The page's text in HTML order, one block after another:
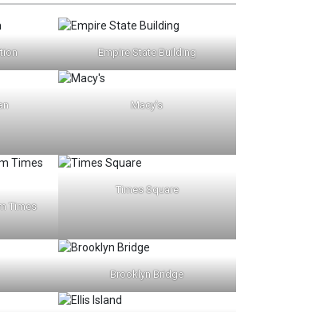
Empire State Building
Macy’s
Times
Times Square
Brooklyn Bridge